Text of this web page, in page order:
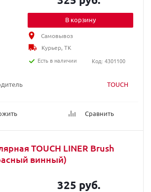
TOUCH
Сравнить
В корзину
Самовывоз
Курьер, ТК
Есть в наличии
Код: 4301100
TOUCH LINER Brush
винный)
325 руб.